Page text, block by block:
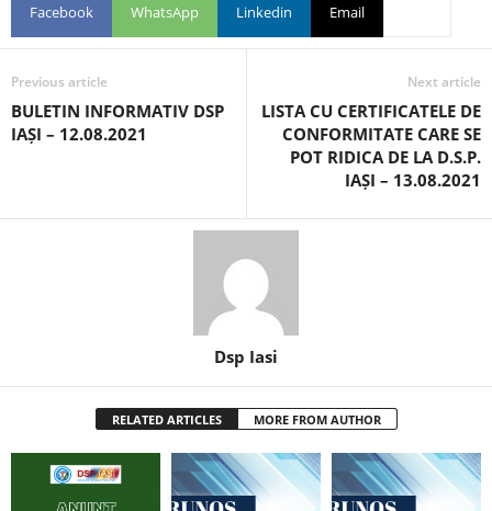
Facebook WhatsApp Linkedin Email
Previous article
BULETIN INFORMATIV DSP
IAȘI – 12.08.2021
Next article
LISTA CU CERTIFICATELE DE
CONFORMITATE CARE SE
POT RIDICA DE LA D.S.P.
IAȘI – 13.08.2021
Dsp Iasi
RELATED ARTICLES MORE FROM AUTHOR